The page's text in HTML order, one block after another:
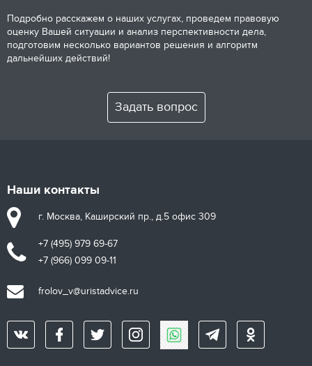
Подробно расскажем о наших услугах, проведем правовую
оценку Вашей ситуации и анализ перспективности дела,
подготовим несколько вариантов решения и алгоритм
дальнейших действий!
Задать вопрос
Наши контакты
г. Москва, Каширский пр., д.5 офис 309
+7 (495) 979 69-67
+7 (966) 099 09-11
frolov_v@uristadvice.ru